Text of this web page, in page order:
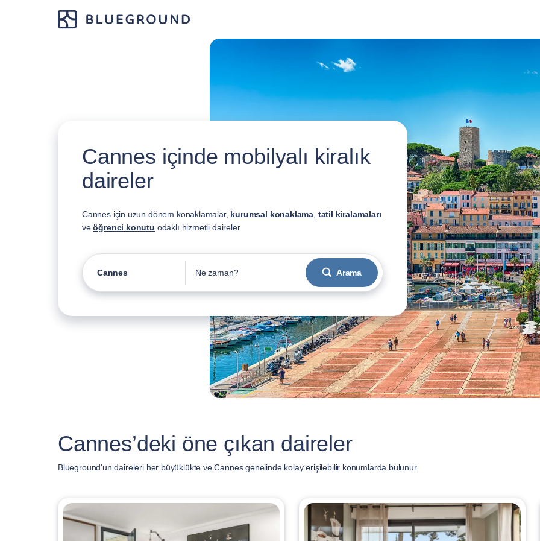
Cannes içinde mobilyalı kiralık
daireler
Cannes için uzun dönem konaklamalar, kurumsal konaklama tatil kiralamaları
veöğrenci konutu odaklı hizmetli daireler
Cannes Ne zaman? Arama
Cannes’deki öne çıkan daireler
Blueground'un daireleri her büyüklükte ve Cannes genelinde kolay erişilebilir konumlarda bulunur.